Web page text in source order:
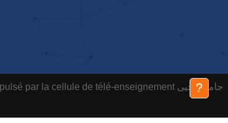
par la cellule de télé-enseignement جامعة يحيى